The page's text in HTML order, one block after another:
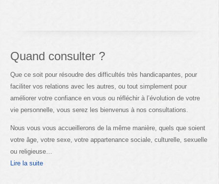
Quand consulter ?
Que ce soit pour résoudre des difficultés très handicapantes, pour
faciliter vos relations avec les autres, ou tout simplement pour
améliorer votre confiance en vous ou réfléchir à l’évolution de votre
vie personnelle, vous serez les bienvenus à nos consultations.
Nous vous vous accueillerons de la même manière, quels que soient
votre âge, votre sexe, votre appartenance sociale, culturelle, sexuelle
ou religieuse…
Lire la suite